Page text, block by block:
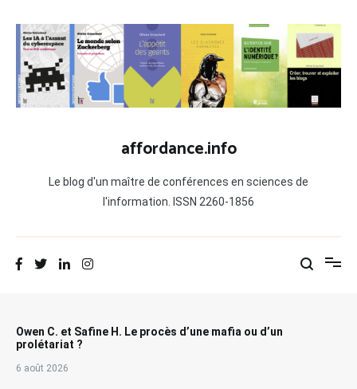
contenu
affordance.info
Le blog d'un maître de conférences en sciences de
l'information. ISSN 2260-1856
Owen C. et Safine H. Le procès d’une mafia ou d’un
prolétariat ?
6 août 2026